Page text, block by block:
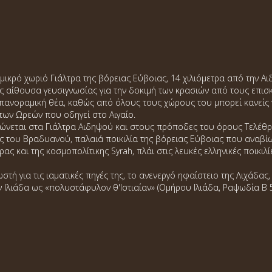
χωριό Γιάλτρα της βόρειας Εύβοιας, 14 χιλιόμετρα από την
αίθουσα γευσιγνωσίας για την δοκιμή των κρασιών από τους
θέα, καθώς από όλους τους χώρους του μπορεί κανείς
Ωρεών που οδηγεί στο Αιγαίο.
στα Γιάλτρα Αιδηψού και στους πρόποδες του όρους
του Βραδυανού, παλαιά ποικιλία της βόρειας Εύβοιας που
και της κοσμοπολίτικης Syrah, πλάι στις λευκές ελληνικές
για τις ιαματικές πηγές της, το ανενεργό ηφαίστειο της
ως «πολυστάφυλον θ'Ιστιαίαν» (Ομήρου Ιλιάδα, Ραψωδία Β